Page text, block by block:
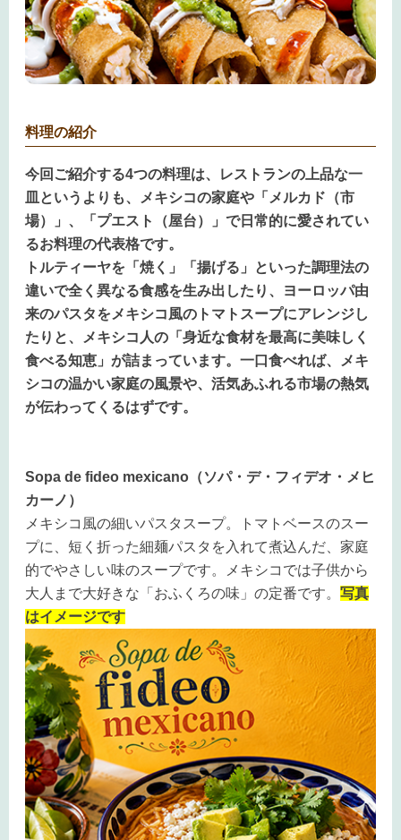
料理の紹介
今回ご紹介する4つの料理は、レストランの上品な一
皿というよりも、メキシコの家庭や「メルカド（市
場）」、「プエスト（屋台）」で日常的に愛されてい
るお料理の代表格です。
トルティーヤを「焼く」「揚げる」といった調理法の
違いで全く異なる食感を生み出したり、ヨーロッパ由
来のパスタをメキシコ風のトマトスープにアレンジし
たりと、メキシコ人の「身近な食材を最高に美味しく
食べる知恵」が詰まっています。一口食べれば、メキ
シコの温かい家庭の風景や、活気あふれる市場の熱気
が伝わってくるはずです。
Sopa de fideo mexicano（ソパ・デ・フィデオ・メヒ
カーノ）
メキシコ風の細いパスタスープ。トマトベースのスー
プに、短く折った細麺パスタを入れて煮込んだ、家庭
的でやさしい味のスープです。メキシコでは子供から
大人まで大好きな「おふくろの味」の定番です。 写真
はイメージです